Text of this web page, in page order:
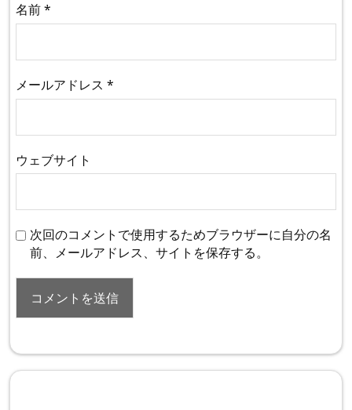
名前*
メールアドレス*
ウェブサイト
次回のコメントで使用するためブラウザーに自分の名
前、メールアドレス、サイトを保存する。